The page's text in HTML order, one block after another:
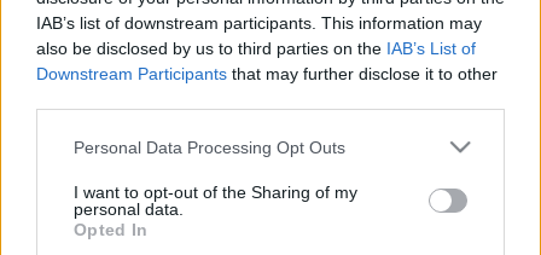
IAB’s list of downstream participants. This information may
also be disclosed by us to third parties on the IAB’s List of
Downstream Participants that may further disclose it to other
Please note that this website/app uses one or more Google
not limited to your visit or usage behaviour. You may click to
grant or deny consent to Google and its third-party tags to
use your data for below specified purposes in below Google
Personal Data Processing Opt Outs
I want to opt-out of the Sharing of my
personal data.
Opted In
A belépéssel elfogadod afelnőtt tartalmakat közvetítő
blogok megtekintési szabályait
hogy nem szerettem, sőt, jelenleg sem szeretem!
Azért, mert teljesen felesleges tantárgy.…
Egy férfitől mindenki tartott, pedig kis, sovány,
nyápic ember volt, buta is volt, semmiben sem tűnt